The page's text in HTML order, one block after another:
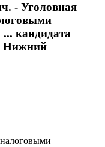
- Уголовная
... кандидата
Нижний